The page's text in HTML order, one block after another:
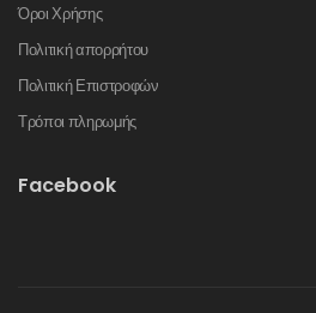
Όροι Χρήσης
Πολιτική απορρήτου
Πολιτική Επιστροφών
Τρόποι πληρωμής
Facebook